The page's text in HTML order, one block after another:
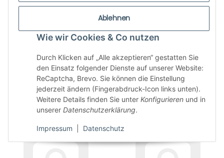
Ablehnen
Wie wir Cookies & Co nutzen
Durch Klicken auf „Alle akzeptieren“ gestatten Sie
den Einsatz folgender Dienste auf unserer Website:
ReCaptcha, Brevo. Sie können die Einstellung
jederzeit ändern (Fingerabdruck-Icon links unten).
Weitere Details finden Sie unter Konfigurieren und in
unserer Datenschutzerklärung.
Impressum Datenschutz
Because Music Becket Records